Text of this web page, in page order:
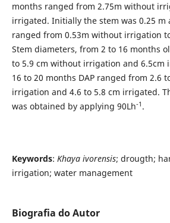
months ranged from 2.75m without
irrigated. Initially the stem was 0.25 m
ranged from 0.53m without irrigation
Stem diameters, from 2 to 16 months
to 5.9 cm without irrigation and 6.5cm
16 to 20 months DAP ranged from 2.6
irrigation and 4.6 to 5.8 cm irrigated.
was obtained by applying 90Lh-1 .
Keywords: Khaya ivorensis; drougth;
irrigation; water management
Biografia do Autor